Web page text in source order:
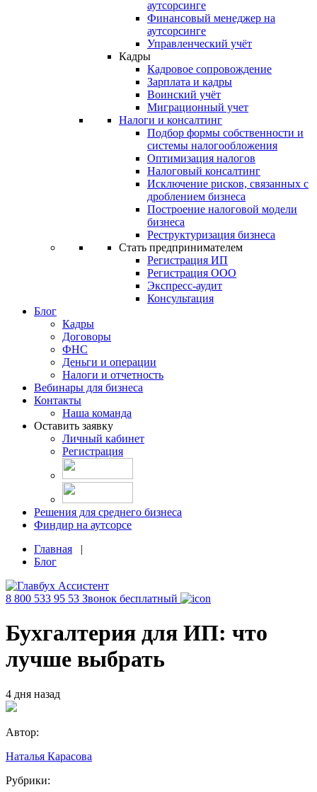
аутсорсинге
Финансовый менеджер на
аутсорсинге
Управленческий учёт
Кадры
Кадровое сопровождение
Зарплата и кадры
Воинский учёт
Миграционный учет
Налоги и консалтинг
Подбор формы собственности и
системы налогообложения
Оптимизация налогов
Налоговый консалтинг
Исключение рисков, связанных с
дроблением бизнеса
Построение налоговой модели
бизнеса
Реструктуризация бизнеса
Стать предпринимателем
Регистрация ИП
Регистрация ООО
Экспресс-аудит
Консультация
Блог
Кадры
Договоры
ФНС
Деньги и операции
Налоги и отчетность
Вебинары для бизнеса
Контакты
Наша команда
Оставить заявку
Личный кабинет
Регистрация
Решения для среднего бизнеса
Финдир на аутсорсе
Главная |
Блог
8 800 533 95 53 Звонок бесплатный
Бухгалтерия для ИП: что
лучше выбрать
4 дня назад
Автор:
Наталья Карасова
Рубрики: